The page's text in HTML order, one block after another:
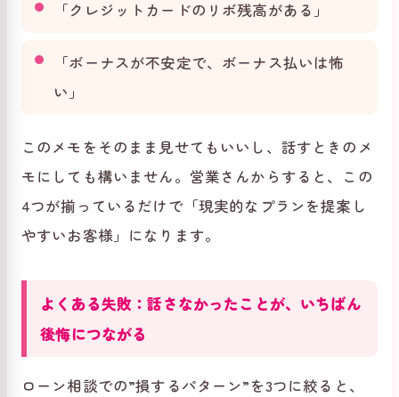
「クレジットカードのリボ残高がある」
「ボーナスが不安定で、ボーナス払いは怖
い」
このメモをそのまま見せてもいいし、話すときのメ
モにしても構いません。営業さんからすると、この
4つが揃っているだけで「現実的なプランを提案し
やすいお客様」になります。
よくある失敗：話さなかったことが、いちばん
後悔につながる
ローン相談での”損するパターン”を3つに絞ると、